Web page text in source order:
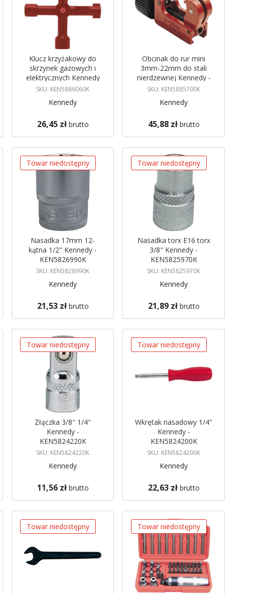
Klucz krzyżakowy do
skrzynek gazowych i
elektrycznych Kennedy
- KEN5886060K
SKU: KEN5886060K
Kennedy
26,45 zł brutto
Brak w magazynie
Powiadom mnie
Obcinak do rur mini
3mm-22mm do stali
nierdzewnej Kennedy -
KEN5885700K
SKU: KEN5885700K
Kennedy
45,88 zł brutto
Brak w magazynie
Powiadom mnie
Towar niedostępny
Nasadka 17mm 12-
kątna 1/2" Kennedy -
KEN5826990K
SKU: KEN5826990K
Kennedy
21,53 zł brutto
Brak w magazynie
Powiadom mnie
Towar niedostępny
Nasadka torx E16 torx
3/8" Kennedy -
KEN5825970K
SKU: KEN5825970K
Kennedy
21,89 zł brutto
Brak w magazynie
Powiadom mnie
Towar niedostępny
Złączka 3/8" 1/4"
Kennedy -
KEN5824220K
SKU: KEN5824220K
Kennedy
11,56 zł brutto
Brak w magazynie
Powiadom mnie
Towar niedostępny
Wkrętak nasadowy 1/4"
Kennedy -
KEN5824200K
SKU: KEN5824200K
Kennedy
22,63 zł brutto
Brak w magazynie
Powiadom mnie
Towar niedostępny Towar niedostępny